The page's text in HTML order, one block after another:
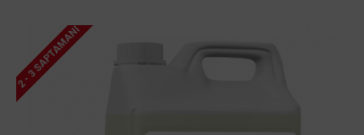
2 - 3 SAPTAMANI